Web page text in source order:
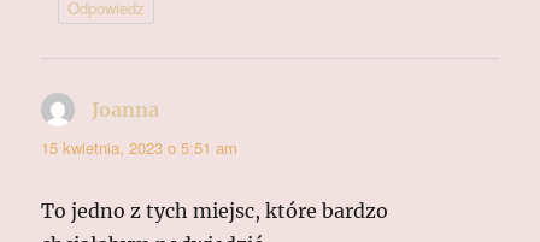
Odpowiedz
Joanna
15 kwietnia, 2023 o 5:51 am
To jedno z tych miejsc, które bardzo